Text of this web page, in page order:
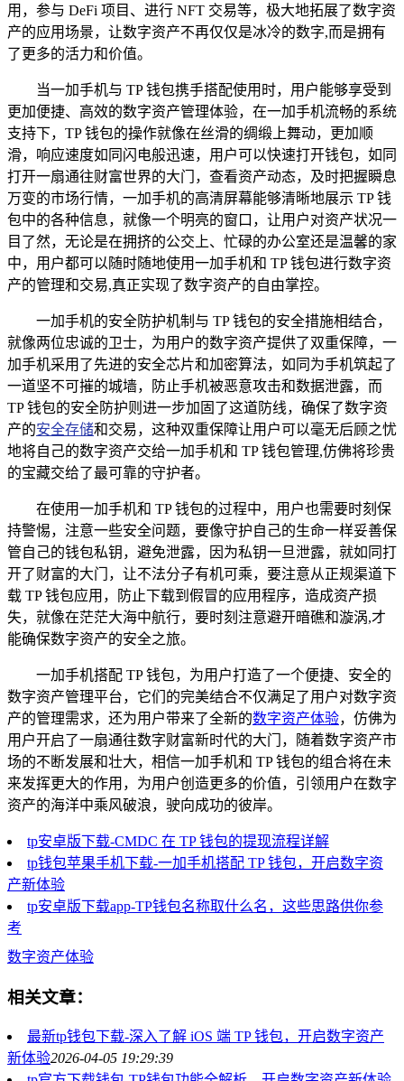
用，参与 DeFi 项目、进行 NFT 交易等，极大地拓展了数字资
产的应用场景，让数字资产不再仅仅是冰冷的数字,而是拥有
了更多的活力和价值。
当一加手机与 TP 钱包携手搭配使用时，用户能够享受到
更加便捷、高效的数字资产管理体验，在一加手机流畅的系统
支持下，TP 钱包的操作就像在丝滑的绸缎上舞动，更加顺
滑，响应速度如同闪电般迅速，用户可以快速打开钱包，如同
打开一扇通往财富世界的大门，查看资产动态，及时把握瞬息
万变的市场行情，一加手机的高清屏幕能够清晰地展示 TP 钱
包中的各种信息，就像一个明亮的窗口，让用户对资产状况一
目了然，无论是在拥挤的公交上、忙碌的办公室还是温馨的家
中，用户都可以随时随地使用一加手机和 TP 钱包进行数字资
产的管理和交易,真正实现了数字资产的自由掌控。
一加手机的安全防护机制与 TP 钱包的安全措施相结合，
就像两位忠诚的卫士，为用户的数字资产提供了双重保障，一
加手机采用了先进的安全芯片和加密算法，如同为手机筑起了
一道坚不可摧的城墙，防止手机被恶意攻击和数据泄露，而
TP 钱包的安全防护则进一步加固了这道防线，确保了数字资
产的安全存储和交易，这种双重保障让用户可以毫无后顾之忧
地将自己的数字资产交给一加手机和 TP 钱包管理,仿佛将珍贵
的宝藏交给了最可靠的守护者。
在使用一加手机和 TP 钱包的过程中，用户也需要时刻保
持警惕，注意一些安全问题，要像守护自己的生命一样妥善保
管自己的钱包私钥，避免泄露，因为私钥一旦泄露，就如同打
开了财富的大门，让不法分子有机可乘，要注意从正规渠道下
载 TP 钱包应用，防止下载到假冒的应用程序，造成资产损
失，就像在茫茫大海中航行，要时刻注意避开暗礁和漩涡,才
能确保数字资产的安全之旅。
一加手机搭配 TP 钱包，为用户打造了一个便捷、安全的
数字资产管理平台，它们的完美结合不仅满足了用户对数字资
产的管理需求，还为用户带来了全新的数字资产体验，仿佛为
用户开启了一扇通往数字财富新时代的大门，随着数字资产市
场的不断发展和壮大，相信一加手机和 TP 钱包的组合将在未
来发挥更大的作用，为用户创造更多的价值，引领用户在数字
资产的海洋中乘风破浪，驶向成功的彼岸。
tp安卓版下载-CMDC 在 TP 钱包的提现流程详解
tp钱包苹果手机下载-一加手机搭配 TP 钱包，开启数字资
产新体验
tp安卓版下载app-TP钱包名称取什么名，这些思路供你参
考
数字资产体验
相关文章：
最新tp钱包下载-深入了解 iOS 端 TP 钱包，开启数字资产
新体验2026-04-05 19:29:39